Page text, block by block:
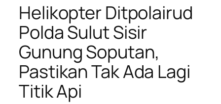
Helikopter Ditpolairud
Polda Sulut Sisir
Gunung Soputan,
Pastikan Tak Ada Lagi
Titik Api